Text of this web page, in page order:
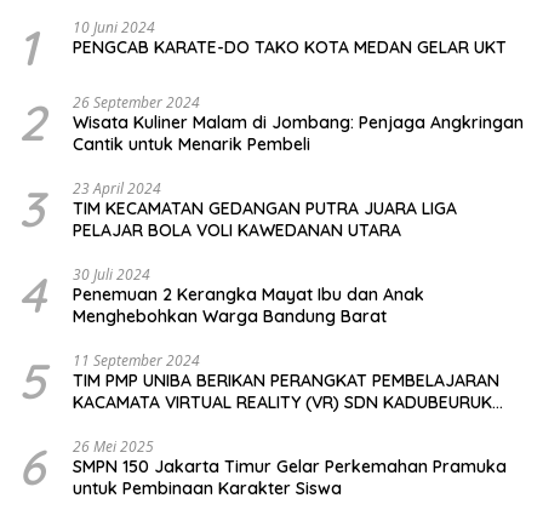
1 10 Juni 2024
PENGCAB KARATE-DO TAKO KOTA MEDAN GELAR UKT
2 26 September 2024
Wisata Kuliner Malam di Jombang: Penjaga Angkringan
Cantik untuk Menarik Pembeli
3 23 April 2024
TIM KECAMATAN GEDANGAN PUTRA JUARA LIGA
PELAJAR BOLA VOLI KAWEDANAN UTARA
4 30 Juli 2024
Penemuan 2 Kerangka Mayat Ibu dan Anak
Menghebohkan Warga Bandung Barat
5 11 September 2024
TIM PMP UNIBA BERIKAN PERANGKAT PEMBELAJARAN
KACAMATA VIRTUAL REALITY (VR) SDN KADUBEURUK
6 26 Mei 2025
SMPN 150 Jakarta Timur Gelar Perkemahan Pramuka
untuk Pembinaan Karakter Siswa